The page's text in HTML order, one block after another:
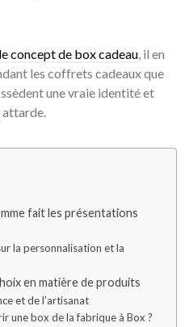
le concept de box cadeau, il en
les coffrets cadeaux que
une vraie identité et
attarde.
fait les présentations
la personnalisation et la
en matière de produits
et de l’artisanat
une box de la fabrique à Box ?